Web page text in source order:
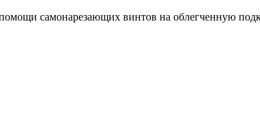
самонарезающих винтов на облегченную